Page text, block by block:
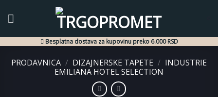
Besplatna dostava za kupovinu preko 6.000 RSD
PRODAVNICA / DIZAJNERSKE TAPETE / INDUSTRIE
EMILIANA HOTEL SELECTION